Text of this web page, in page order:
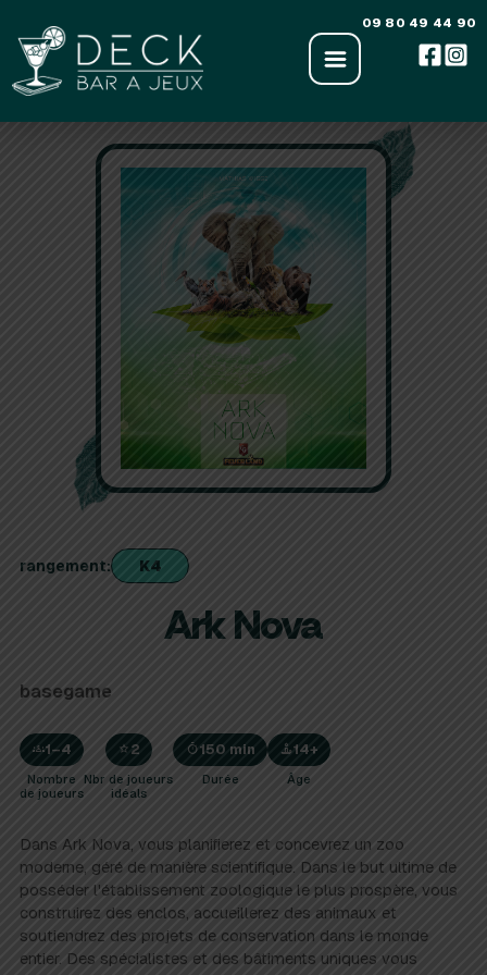
contenu
09 80 49 44 90
K4
rangement
Ark Nova
basegame
1–4
Nombre
de joueurs
2
Nbr de joueurs
idéals
150 min
Durée
14+
Âge
Dans Ark Nova, vous planifierez et concevrez un zoo
moderne, géré de manière scientifique. Dans le but ultime de
posséder l'établissement zoologique le plus prospère, vous
construirez des enclos, accueillerez des animaux et
soutiendrez des projets de conservation dans le monde
entier. Des spécialistes et des bâtiments uniques vous